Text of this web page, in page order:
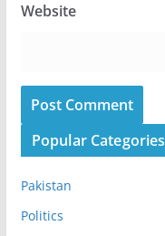
Website
Popular Categories
Pakistan
Politics